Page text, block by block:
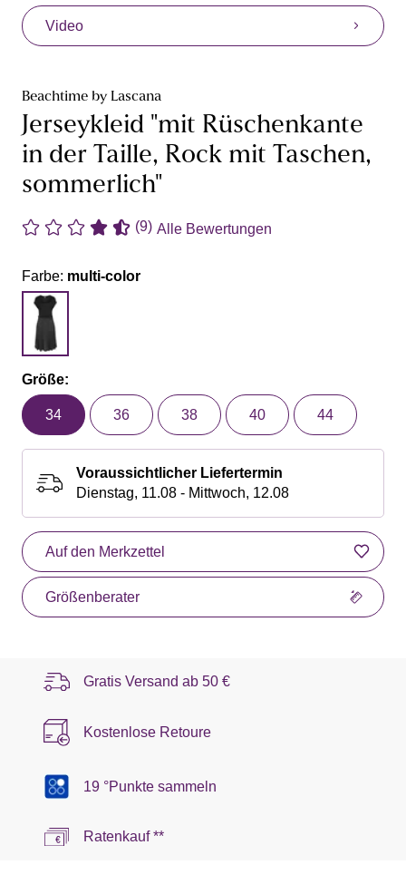
Video
Beachtime by Lascana
Jerseykleid "mit Rüschenkante
in der Taille, Rock mit Taschen,
sommerlich"
(9) Alle Bewertungen
Farbe: multi-color
Größe:
34 36 38 40 44
Voraussichtlicher Liefertermin
Dienstag, 11.08 - Mittwoch, 12.08
Auf den Merkzettel
Größenberater
Gratis Versand ab 50 €
Kostenlose Retoure
19 °Punkte sammeln
Ratenkauf **